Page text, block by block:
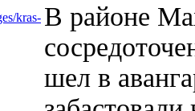
В районе
шел в